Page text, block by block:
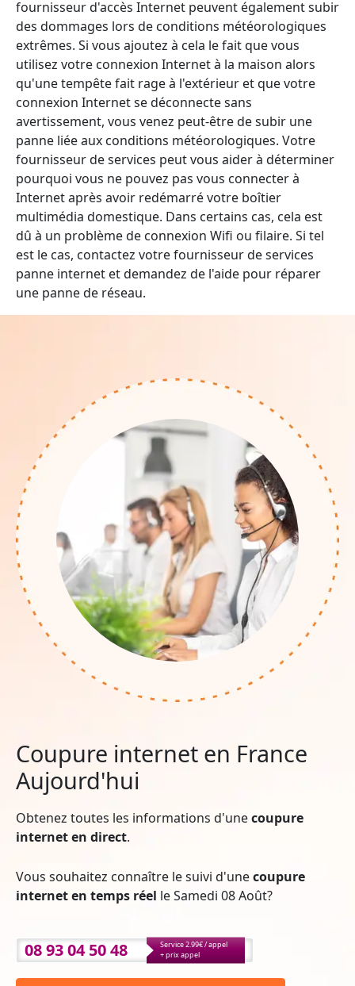
fournisseur d'accès Internet peuvent également subir
des dommages lors de conditions météorologiques
extrêmes. Si vous ajoutez à cela le fait que vous
utilisez votre connexion Internet à la maison alors
qu'une tempête fait rage à l'extérieur et que votre
connexion Internet se déconnecte sans
avertissement, vous venez peut-être de subir une
panne liée aux conditions météorologiques. Votre
fournisseur de services peut vous aider à déterminer
pourquoi vous ne pouvez pas vous connecter à
Internet après avoir redémarré votre boîtier
multimédia domestique. Dans certains cas, cela est
dû à un problème de connexion Wifi ou filaire. Si tel
est le cas, contactez votre fournisseur de services
panne internet et demandez de l'aide pour réparer
une panne de réseau.
Coupure internet en France
Aujourd'hui
Obtenez toutes les informations d'unecoupure
internet en direct.
Vous souhaitez connaître le suivi d'unecoupure
internet en temps réel le Samedi 08 Août?
08 93 04 50 48
Service 2.99€ / appel
+ prix appel